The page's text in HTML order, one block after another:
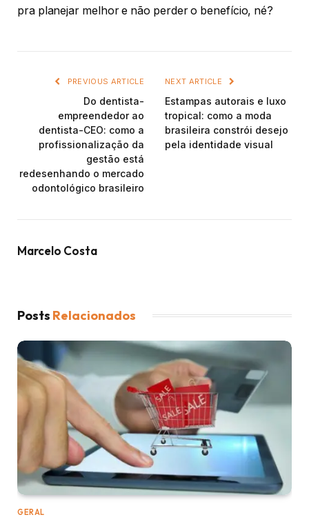
pra planejar melhor e não perder o benefício, né?
PREVIOUS ARTICLE
Do dentista-
empreendedor ao
dentista-CEO: como a
profissionalização da
gestão está
redesenhando o mercado
odontológico brasileiro
NEXT ARTICLE
Estampas autorais e luxo
tropical: como a moda
brasileira constrói desejo
pela identidade visual
Marcelo Costa
Posts Relacionados
GERAL